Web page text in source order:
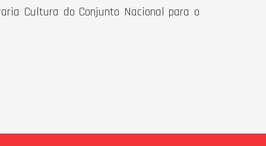
Cultura do Conjunto Nacional para o